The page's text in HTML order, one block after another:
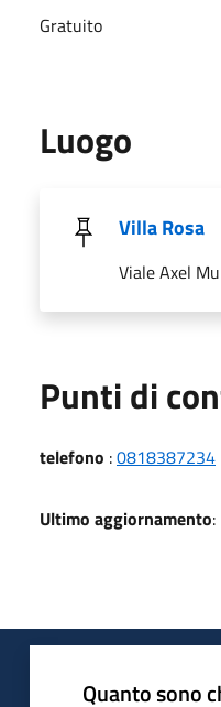
Gratuito
Luogo
Villa Rosa
Viale Axel
Punti di
telefono :0818387234
Ultimo aggiornamento
Quanto sono